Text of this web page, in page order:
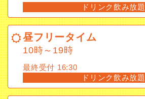
昼フリータイム
最終受付 16:30
夕方フリータイム
ドリンク飲み放題
昼フリータイム
10時～19時
最終受付 16:30
ドリンク飲み放題